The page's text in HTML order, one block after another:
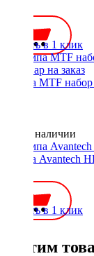
Купить в 1 клик
Лампа MTF
Нет в наличии
Лампа Avantech
Купить в 1 клик
С этим